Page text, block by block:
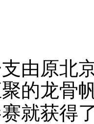
由原北
的龙骨
就获得